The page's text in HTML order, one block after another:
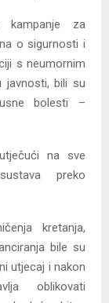
kampanje za
o sigurnosti i
s neumornim
javnosti, bili su
bolesti –
na sve
preko
kretanja,
bile su
utjecaj i nakon
oblikovati